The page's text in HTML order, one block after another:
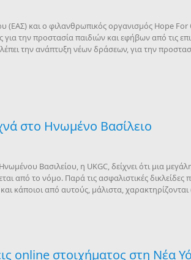
(ΕΑΣ) και ο φιλανθρωπικός οργανισμός Hope
την προστασία παιδιών και εφήβων από τις
την ανάπτυξη νέων δράσεων, για την
στο Ηνωμένο Βασίλειο
Βασιλείου, η UKGC, δείχνει ότι μια
από το νόμο. Παρά τις ασφαλιστικές
κάποιοι από αυτούς, μάλιστα,
online στοιχήματος στη Νέα